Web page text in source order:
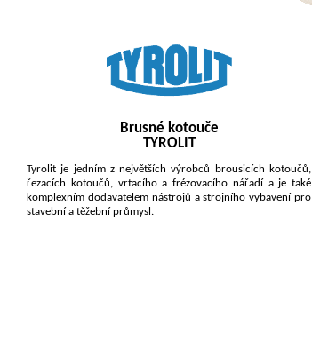
Brusné kotouče
TYROLIT
Tyrolit je jedním z největších výrobců brousicích kotoučů,
řezacích kotoučů, vrtacího a frézovacího nářadí a je také
komplexním dodavatelem nástrojů a strojního vybavení pro
stavební a těžební průmysl.